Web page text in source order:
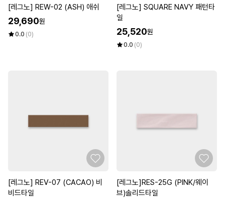
[레그노] REW-02 (ASH) 애쉬
29,690원
0.0 (0)
[레그노] SQUARE NAVY 패턴타
일
25,520원
0.0 (0)
[레그노] REV-07 (CACAO) 비
비드타일
[레그노]RES-25G (PINK/웨이
브)솔리드타일